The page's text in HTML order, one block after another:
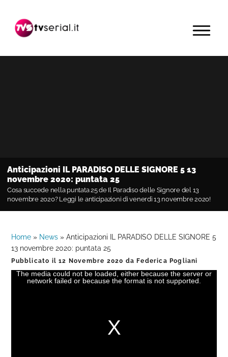
navigazione
contenuto
barra
primaria
MENU
Anticipazioni IL PARADISO DELLE SIGNORE 5 13
novembre 2020: puntata 25
Cosa succede nella puntata 25 de Il Paradiso delle Signore del 13
novembre 2020? Leggi le anticipazioni di venerdì 13 novembre 2020!
Home » News »Anticipazioni IL PARADISO DELLE SIGNORE 5
13 novembre 2020: puntata 25
Pubblicato il12 Novembre 2020 da Federica Pogliani
The media could not be loaded, either because the server or
network failed or because the format is not supported.